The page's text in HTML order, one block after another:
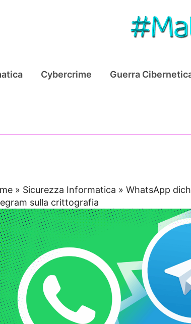
Cybercrime Guerra
» Sicurezza Informatica »WhatsApp
sulla crittografia